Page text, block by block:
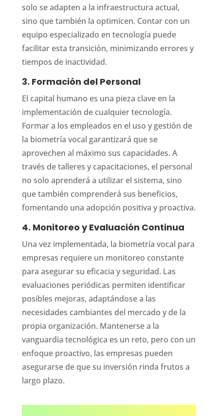
solo se adapten a la infraestructura actual,
sino que también la optimicen. Contar con un
equipo especializado en tecnología puede
facilitar esta transición, minimizando errores y
tiempos de inactividad.
3. Formación del Personal
El capital humano es una pieza clave en la
implementación de cualquier tecnología.
Formar a los empleados en el uso y gestión de
la biometría vocal garantizará que se
aprovechen al máximo sus capacidades. A
través de talleres y capacitaciones, el personal
no solo aprenderá a utilizar el sistema, sino
que también comprenderá sus beneficios,
fomentando una adopción positiva y proactiva.
4. Monitoreo y Evaluación Continua
Una vez implementada, la biometría vocal para
empresas requiere un monitoreo constante
para asegurar su eficacia y seguridad. Las
evaluaciones periódicas permiten identificar
posibles mejoras, adaptándose a las
necesidades cambiantes del mercado y de la
propia organización. Mantenerse a la
vanguardia tecnológica es un reto, pero con un
enfoque proactivo, las empresas pueden
asegurarse de que su inversión rinda frutos a
largo plazo.